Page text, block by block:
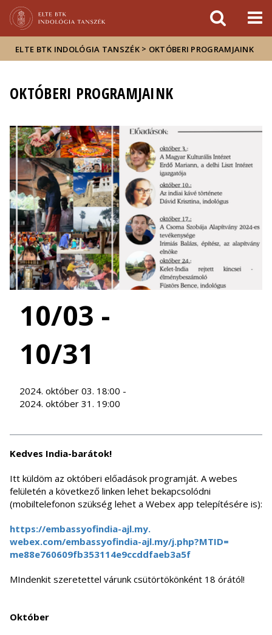
sajtóban
ELTE BTK INDOLÓGIA TANSZÉK > OKTÓBERI PROGRAMJAINK
OKTÓBERI PROGRAMJAINK
10/03 -
10/31
2024. október 03. 18:00 -
2024. október 31. 19:00
Kedves India-barátok!
Itt küldöm az októberi előadások programját. A webes
felületén a következő linken lehet bekapcsolódni
(mobiltelefonon szükség lehet a Webex app telepítésére is):
https://embassyofindia-ajl.my.
webex.com/embassyofindia-ajl.my/j.php?MTID=
me88e760609fb353114e9ccddfaeb3a5f
MIndenkit szeretettel várunk csütörtökönként 18 órától!
Október